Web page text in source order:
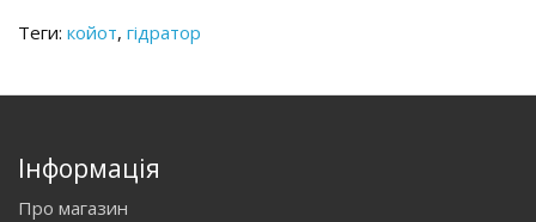
Теги: койот, гідратор
Інформація
Про магазин